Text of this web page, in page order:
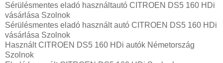
Sérülésmentes eladó használtautó CITROEN DS5 160 HDi
vásárlása Szolnok
Sérülésmentes eladó használt autó CITROEN DS5 160 HDi
vásárlása Szolnok
Használt CITROEN DS5 160 HDi autók Németország
Szolnok